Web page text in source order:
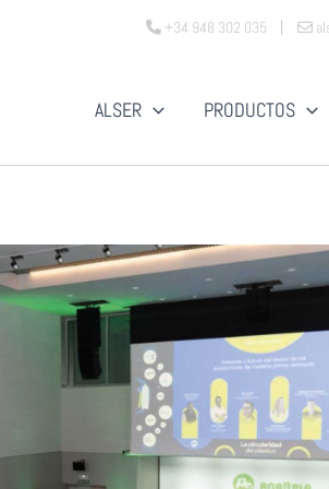
+34 948 302 035
ALSER PRODUCTOS